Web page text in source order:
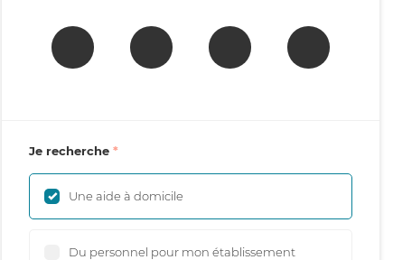
Je recherche
Une aide à domicile
Du personnel pour mon établissement